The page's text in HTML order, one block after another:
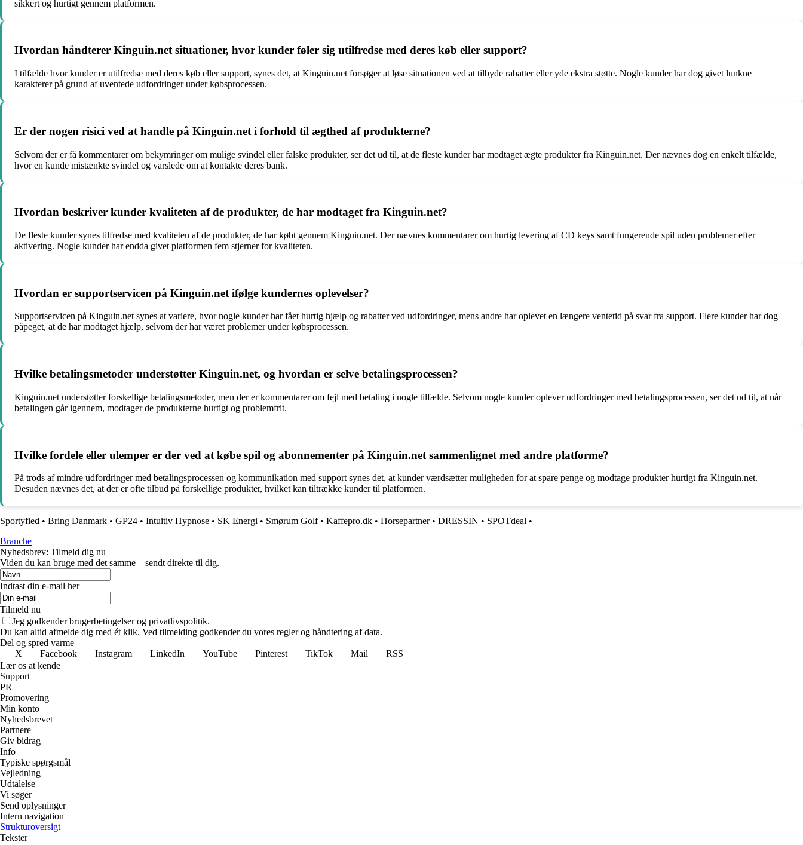
sikkert og hurtigt gennem platformen.
Hvordan håndterer Kinguin.net situationer, hvor kunder føler sig utilfredse med deres køb eller support?
I tilfælde hvor kunder er utilfredse med deres køb eller support, synes det, at Kinguin.net forsøger at løse situationen ved at tilbyde rabatter eller yde ekstra støtte. Nogle kunder har dog givet lunkne
karakterer på grund af uventede udfordringer under købsprocessen.
Er der nogen risici ved at handle på Kinguin.net i forhold til ægthed af produkterne?
Selvom der er få kommentarer om bekymringer om mulige svindel eller falske produkter, ser det ud til, at de fleste kunder har modtaget ægte produkter fra Kinguin.net. Der nævnes dog en enkelt tilfælde,
hvor en kunde mistænkte svindel og varslede om at kontakte deres bank.
Hvordan beskriver kunder kvaliteten af de produkter, de har modtaget fra Kinguin.net?
De fleste kunder synes tilfredse med kvaliteten af de produkter, de har købt gennem Kinguin.net. Der nævnes kommentarer om hurtig levering af CD keys samt fungerende spil uden problemer efter
aktivering. Nogle kunder har endda givet platformen fem stjerner for kvaliteten.
Hvordan er supportservicen på Kinguin.net ifølge kundernes oplevelser?
Supportservicen på Kinguin.net synes at variere, hvor nogle kunder har fået hurtig hjælp og rabatter ved udfordringer, mens andre har oplevet en længere ventetid på svar fra support. Flere kunder har dog
påpeget, at de har modtaget hjælp, selvom der har været problemer under købsprocessen.
Hvilke betalingsmetoder understøtter Kinguin.net, og hvordan er selve betalingsprocessen?
Kinguin.net understøtter forskellige betalingsmetoder, men der er kommentarer om fejl med betaling i nogle tilfælde. Selvom nogle kunder oplever udfordringer med betalingsprocessen, ser det ud til, at når
betalingen går igennem, modtager de produkterne hurtigt og problemfrit.
Hvilke fordele eller ulemper er der ved at købe spil og abonnementer på Kinguin.net sammenlignet med andre platforme?
På trods af mindre udfordringer med betalingsprocessen og kommunikation med support synes det, at kunder værdsætter muligheden for at spare penge og modtage produkter hurtigt fra Kinguin.net.
Desuden nævnes det, at der er ofte tilbud på forskellige produkter, hvilket kan tiltrække kunder til platformen.
Sportyfied • Bring Danmark • GP24 • Intuitiv Hypnose • SK Energi • Smørum Golf• Kaffepro.dk • Horsepartner• DRESSIN • SPOTdeal •
Branche
Nyhedsbrev: Tilmeld dig nu
Viden du kan bruge med det samme – sendt direkte til dig.
Indtast din e-mail her
Tilmeld nu
Jeg godkender brugerbetingelser og privatlivspolitik.
Du kan altid afmelde dig med ét klik. Ved tilmelding godkender du vores regler og håndtering af data.
Del og spred varme
X
Facebook Instagram LinkedIn YouTube Pinterest TikTok Mail
RSS
Lær os at kende
Support
PR
Promovering
Min konto
Nyhedsbrevet
Partnere
Giv bidrag
Info
Typiske spørgsmål
Vejledning
Udtalelse
Vi søger
Send oplysninger
Intern navigation
Strukturoversigt
Tekster